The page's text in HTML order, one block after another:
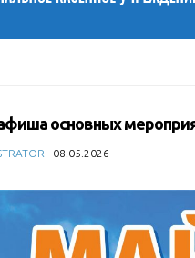
основных
· 08.05.2026